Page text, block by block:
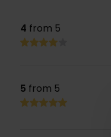
4 from 5
5 from 5